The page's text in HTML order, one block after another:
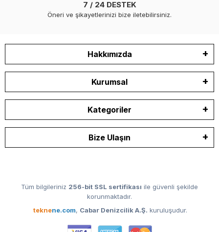
7 / 24 DESTEK
Öneri ve şikayetlerinizi bize iletebilirsiniz.
Hakkımızda
Kurumsal
Kategoriler
Bize Ulaşın
Tüm bilgileriniz 256-bit SSL sertifikası ile güvenli şekilde
korunmaktadır.
teknene.com, Cabar Denizcilik A.Ş. kuruluşudur.